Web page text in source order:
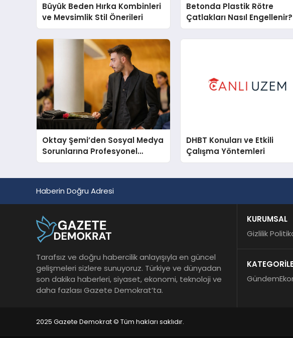
Büyük Beden Hırka Kombinleri
ve Mevsimlik Stil Önerileri
Betonda Plastik Rötre
Çatlakları Nasıl Engellenir?
Oktay Şemi’den Sosyal Medya
Sorunlarına Profesyonel
Müdahale ve Hızlı Çözüm
DHBT Konuları ve Etkili
Çalışma Yöntemleri
Haberin Doğru Adresi
Tarafsız ve doğru habercilik anlayışıyla en güncel
gelişmeleri sizlere sunuyoruz. Türkiye ve dünyadan
son dakika haberleri, siyaset, ekonomi, teknoloji ve
daha fazlası Gazete Demokrat’ta.
KURUMSAL
Gizlilik
Gündem
2025 Gazete Demokrat © Tüm hakları saklıdır.